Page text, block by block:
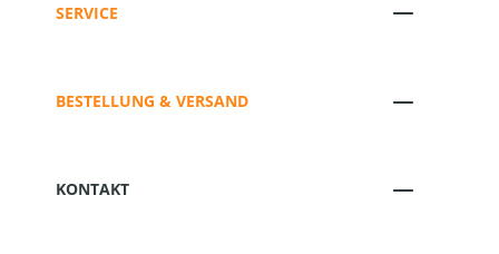
SERVICE
BESTELLUNG & VERSAND
KONTAKT